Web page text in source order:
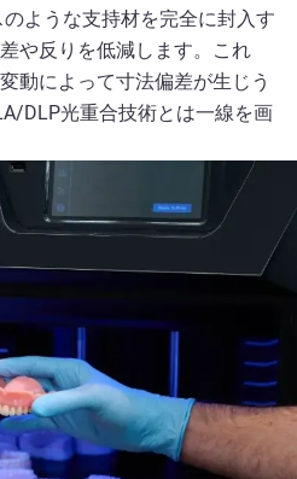
ような支持材を完全に封入す
や反りを低減します。これ
動によって寸法偏差が生じう
DLP光重合技術とは一線を画